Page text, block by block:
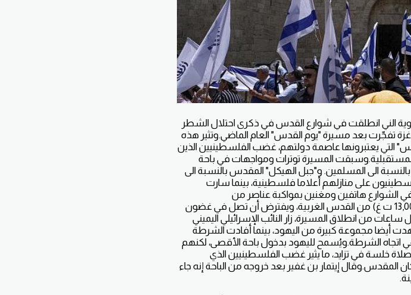
الني انطلقت في شوارع القدس في ذكرى احتلال الشطر
تفجّرت بعد مسيرة "يوم القدس" العام الماضي.وتثير هذه
التي يعتبرونها عاصمة دولتهم، غضب الفلسطينيين الذين
المسيرة توترات ومواجهات في باحة
الى المسلمين. و"جبل الهيكل" المقدس بالنسبة الى
على منازلهم أعلاما فلسطينية، بينما سارت
في الشوارع هاتفين ومغنين بمواكبة عناصر من
الشرطة.وانطلقت المسيرة الساعة الرابعة بعد الظهر (13,00 ت غ) من القدس الغربية، ويفترض أن تصل في غضون
من انطلاق المسيرة، زار النائب الإسرائيلي اليميني
أيضا مجموعة كبيرة من اليهود، بينما أفادت الشرطة
اتجاه الشرطة.ويُسمح لليهود بدخول باحة الأقصى، لكنهم
خلسة في تزايد، ما يثير غضب الفلسطينيين الذي
المقدس.وقال إيتمار بن غفير بعد خروجه من الباحة إنه جاء